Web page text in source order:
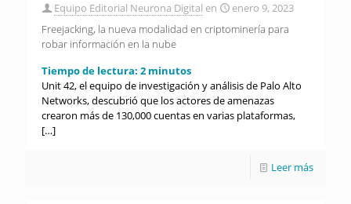
Equipo Editorial Neurona Digital en
enero 9, 2023
Freejacking, la nueva modalidad en criptominería para
robar información en la nube
Tiempo de lectura: 2 minutos
Unit 42, el equipo de investigación y análisis de Palo Alto
Networks, descubrió que los actores de amenazas
crearon más de 130,000 cuentas en varias plataformas,
[…]
Leer más